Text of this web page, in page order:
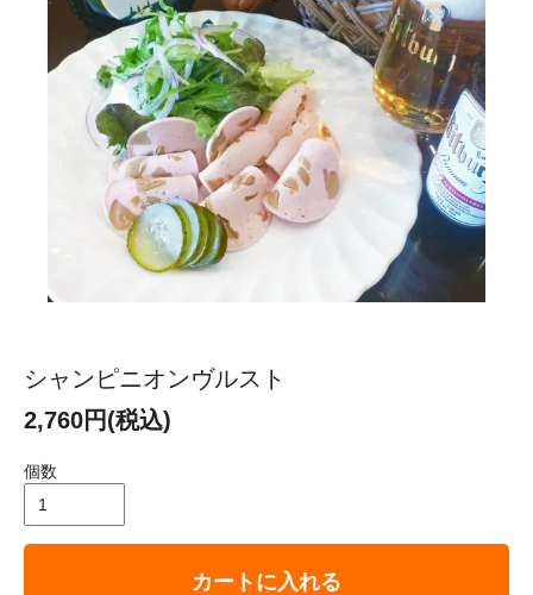
シャンピニオンヴルスト
2,760円(税込)
個数
カートに入れる